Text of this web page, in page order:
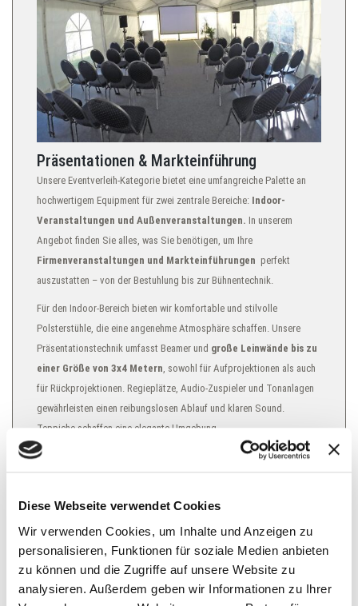
Diese Webseite verwendet Cookies
Wir verwenden Cookies, um Inhalte und Anzeigen zu
personalisieren, Funktionen für soziale Medien anbieten
zu können und die Zugriffe auf unsere Website zu
analysieren. Außerdem geben wir Informationen zu Ihrer
Präsentationen & Markteinführung
Unsere Eventverleih-Kategorie bietet eine umfangreiche Palette an
hochwertigem Equipment für zwei zentrale Bereiche: Indoor-
Veranstaltungen und Außenveranstaltungen. In unserem
Angebot finden Sie alles, was Sie benötigen, um Ihre
Firmenveranstaltungen und Markteinführungen ⁣ perfekt
auszustatten – von der Bestuhlung bis zur Bühnentechnik.
Für den Indoor-Bereich bieten wir komfortable und stilvolle
Polsterstühle, die eine angenehme Atmosphäre schaffen. Unsere
Präsentationstechnik umfasst Beamer und große Leinwände bis zu
einer Größe von 3x4 Metern, sowohl für Aufprojektionen als auch
für Rückprojektionen. Regieplätze, Audio-Zuspieler und Tonanlagen
gewährleisten einen reibungslosen Ablauf und klaren Sound.
Teppiche schaffen eine elegante Umgebung.
die eine geschützte Bühne für Markteinführungen im Freien bieten.
Diese geben nicht nur Schutz vor Witterungseinflüssen, sondern
verleihen Ihrer Präsentation auch eine imposante Note. Zusätzlich
stellen wir hochwertige Präsentationstücher zur Verfügung, die Ihre
Produkte bis zur Enthüllung verbergen. Von Tellern und Besteck bis